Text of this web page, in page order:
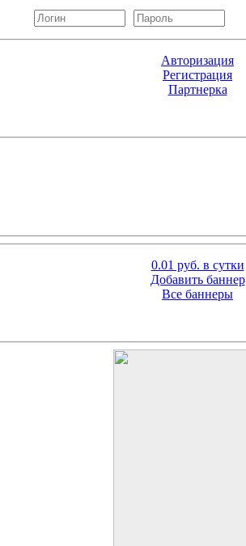
Авторизация
Регистрация
Партнерка
0.01 руб. в сутки
Добавить баннер
Все баннеры